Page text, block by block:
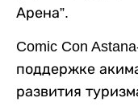
Арена”.
Comic Con
поддержке
развития